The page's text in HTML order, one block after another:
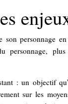
personnage
personnage, plus
: un objectif
sur les